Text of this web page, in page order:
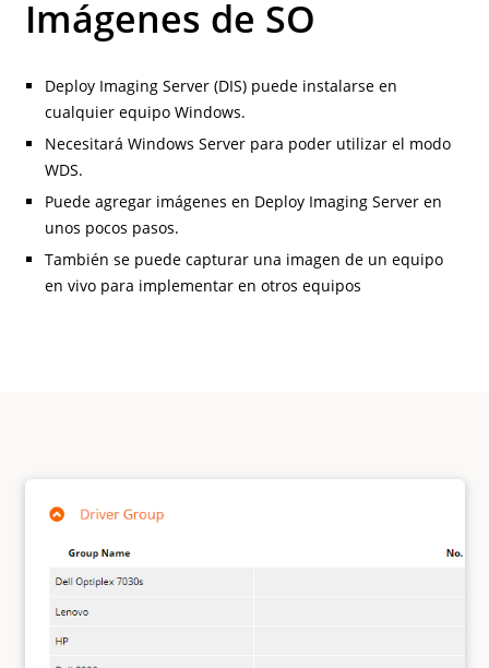
Imágenes de SO
Deploy Imaging Server (DIS) puede instalarse en
cualquier equipo Windows.
Necesitará Windows Server para poder utilizar el modo
WDS.
Puede agregar imágenes en Deploy Imaging Server en
unos pocos pasos.
También se puede capturar una imagen de un equipo
en vivo para implementar en otros equipos